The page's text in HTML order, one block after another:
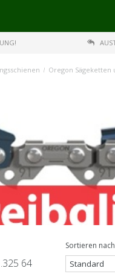
/ Oregon Sägeketten
64
Sortieren